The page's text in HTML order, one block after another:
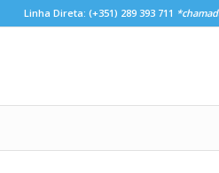
Linha Direta: (+351) 289 393 711